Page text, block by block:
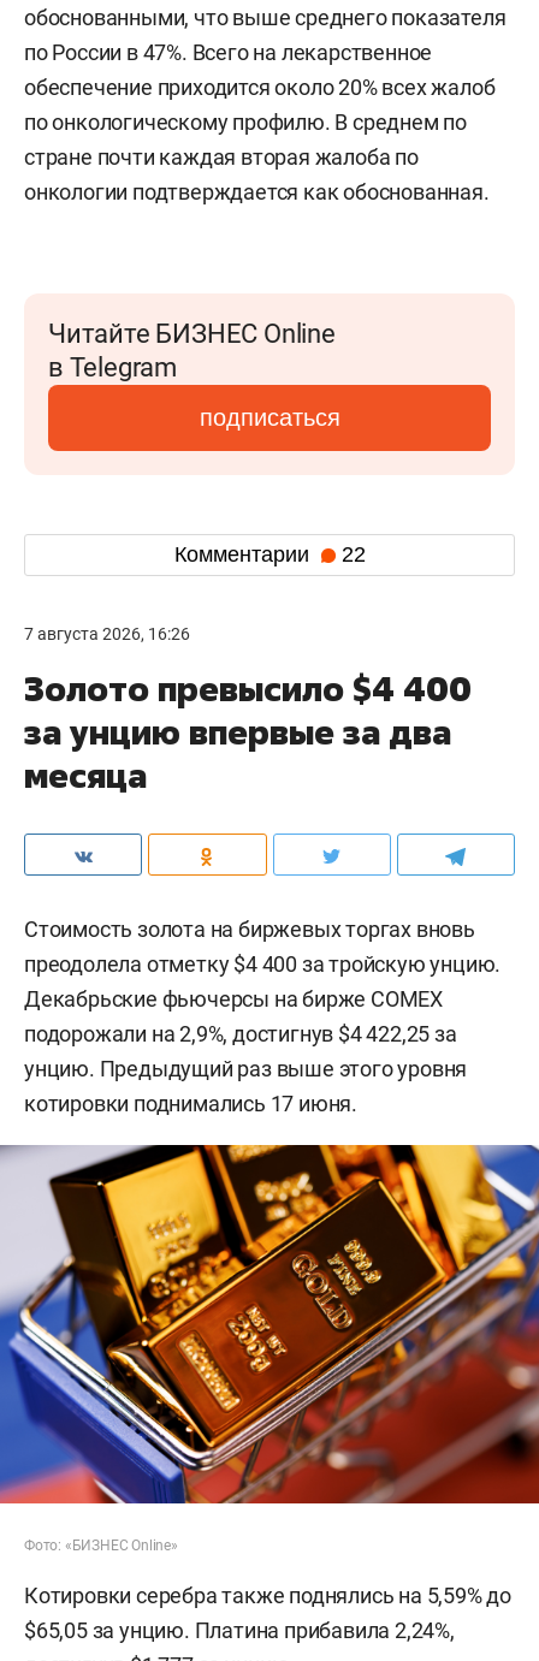
обоснованными, что выше среднего показателя
по России в 47%. Всего на лекарственное
обеспечение приходится около 20% всех жалоб
по онкологическому профилю. В среднем по
стране почти каждая вторая жалоба по
онкологии подтверждается как обоснованная.
Читайте БИЗНЕС Online
в Telegram
подписаться
Комментарии 22
7 августа 2026, 16:26
Золото превысило $4 400
за унцию впервые за два
месяца
Стоимость золота на биржевых торгах вновь
преодолела отметку $4 400 за тройскую унцию.
Декабрьские фьючерсы на бирже COMEX
подорожали на 2,9%, достигнув $4 422,25 за
унцию. Предыдущий раз выше этого уровня
котировки поднимались 17 июня.
Фото: «БИЗНЕС Online»
Котировки серебра также поднялись на 5,59% до
$65,05 за унцию. Платина прибавила 2,24%,